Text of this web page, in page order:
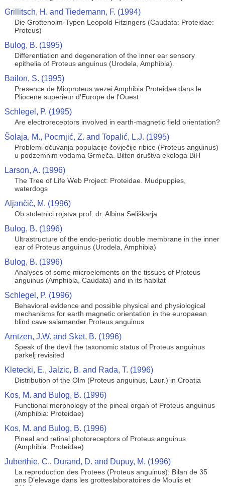
Grillitsch, H. and Tiedemann, F. (1994)
Die Grottenolm-Typen Leopold Fitzingers (Caudata: Proteidae:
Proteus)
Bulog, B. (1995)
Differentiation and degeneration of the inner ear sensory
epithelia of Proteus anguinus (Urodela, Amphibia).
Bailon, S. (1995)
Presence de Mioproteus wezei Amphibia Proteidae dans le
Pliocene superieur d'Europe de l'Ouest
Schlegel, P. (1995)
Are electroreceptors involved in earth-magnetic field orientation?
Šolaja, M., Pocrnjić, Z. and Topalić, L.J. (1995)
Problemi očuvanja populacije čovječije ribice (Proteus anguinus)
u podzemnim vodama Grmeča. Bilten društva ekologa BiH
Larson, A. (1996)
The Tree of Life Web Project: Proteidae. Mudpuppies,
waterdogs
Aljančič, M. (1996)
Ob stoletnici rojstva prof. dr. Albina Seliškarja
Bulog, B. (1996)
Ultrastructure of the endo-periotic double membrane in the inner
ear of Proteus anguinus (Urodela, Amphibia)
Bulog, B. (1996)
Analyses of some microelements on the tissues of Proteus
anguinus (Amphibia, Caudata) and in its habitat
Schlegel, P. (1996)
Behavioral evidence and possible physical and physiological
mechanisms for earth magnetic orientation in the europaean
blind cave salamander Proteus anguinus
Arntzen, J.W. and Sket, B. (1996)
Speak of the devil the taxonomic status of Proteus anguinus
parkelj revisited
Kletecki, E., Jalzic, B. and Rada, T. (1996)
Distribution of the Olm (Proteus anguinus, Laur.) in Croatia
Kos, M. and Bulog, B. (1996)
Functional morphology of the pineal organ of Proteus anguinus
(Amphibia: Proteidae)
Kos, M. and Bulog, B. (1996)
Pineal and retinal photoreceptors of Proteus anguinus
(Amphibia: Proteidae)
Juberthie, C., Durand, D. and Dupuy, M. (1996)
La reproduction des Protees (Proteus anguinus): Bilan de 35
ans D’elevage dans les grotteslaboratoires de Moulis et